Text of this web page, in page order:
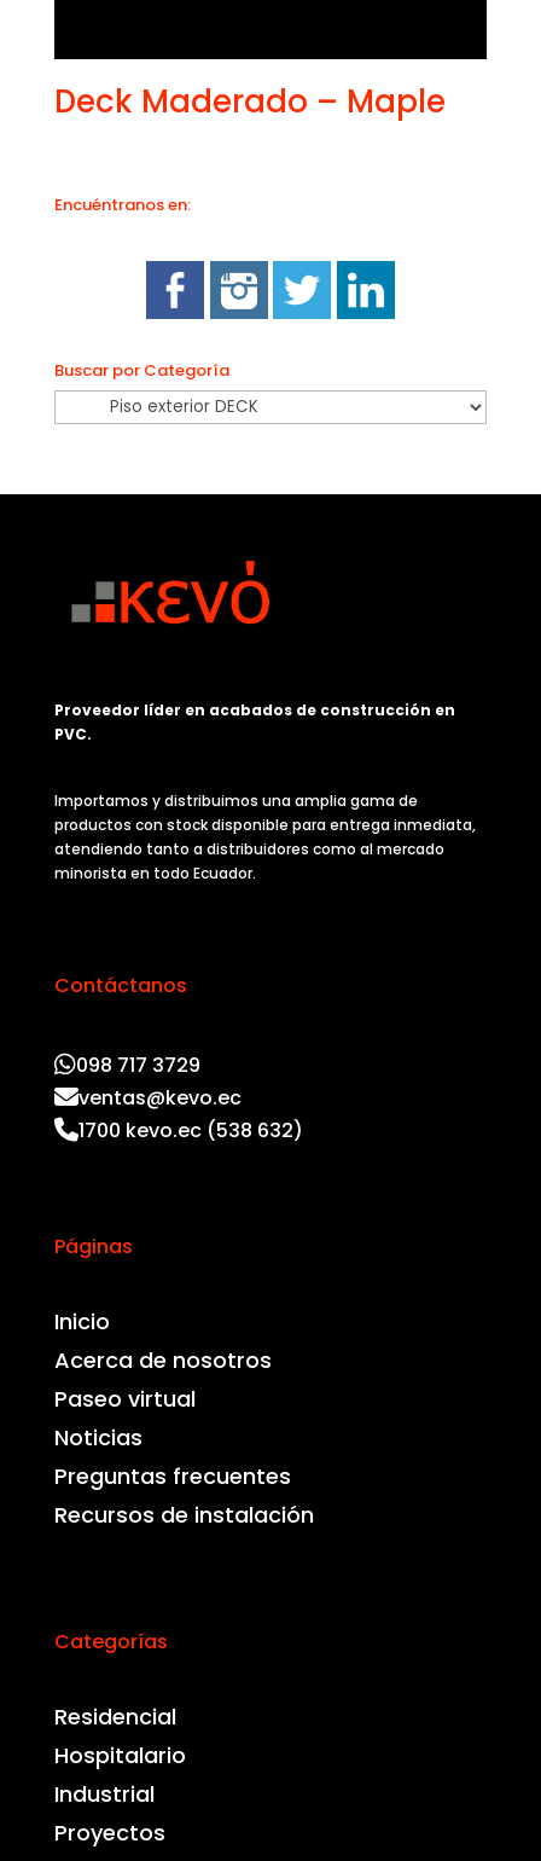
Deck Maderado – Maple
Encuéntranos en:
Buscar por Categoría
Proveedor líder en acabados de construcción en
PVC.
Importamos y distribuimos una amplia gama de
productos con stock disponible para entrega inmediata,
atendiendo tanto a distribuidores como al mercado
minorista en todo Ecuador.
Contáctanos
098 717 3729
ventas@kevo.ec
1700 kevo.ec (538 632)
Páginas
Inicio
Acerca de nosotros
Paseo virtual
Noticias
Preguntas frecuentes
Recursos de instalación
Categorías
Residencial
Hospitalario
Industrial
Proyectos